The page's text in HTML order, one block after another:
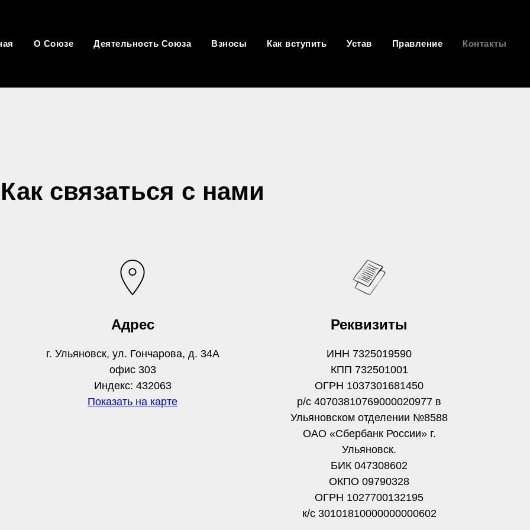
О Союзе Деятельность Союза Взносы Как вступить Устав Правление Контакты
Как связаться с нами
Адрес
г. Ульяновск, ул. Гончарова, д. 34А
офис 303
Индекс: 432063
Показать на карте
Реквизиты
ИНН 7325019590
КПП 732501001
ОГРН 1037301681450
р/с 40703810769000020977 в
Ульяновском отделении №8588
ОАО «Сбербанк России» г.
Ульяновск.
БИК 047308602
ОКПО 09790328
ОГРН 1027700132195
к/с 30101810000000000602